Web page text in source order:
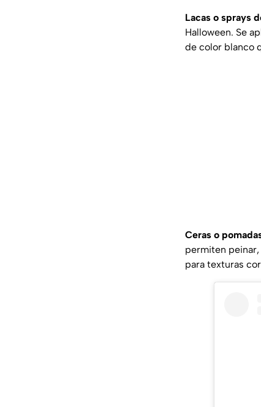
Lacas o sprays
Halloween. Se
de color blanco
Ceras o
permiten
para texturas